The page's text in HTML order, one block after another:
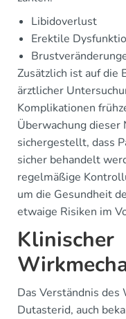
Libidoverlust
Erektile
Zusätzlich ist auf die
ärztlicher
Komplikationen
Überwachung
sichergestellt, dass
sicher behandelt
regelmäßige
um die Gesundheit
etwaige Risiken im
Klinischer
Das Verständnis des
Dutasterid, auch